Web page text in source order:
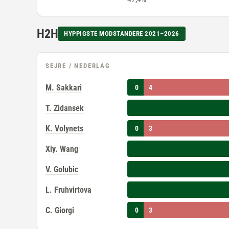
H2H HYPPIGSTE MODSTANDERE 2021–2026
SEJRE / NEDERLAG
M. Sakkari 0 4
T. Zidansek
K. Volynets 0 3
Xiy. Wang
V. Golubic
L. Fruhvirtova
C. Giorgi 0 3